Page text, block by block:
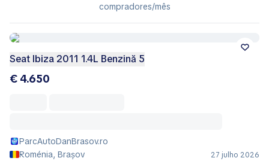
compradores/mês
Seat Ibiza 2011 1.4L Benzină 5
€ 4.650
ParcAutoDanBrasov.ro
Roménia, Brașov
27 julho 2026